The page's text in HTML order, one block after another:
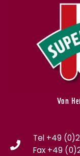
Von
Tel +49
Fax +49 (0)